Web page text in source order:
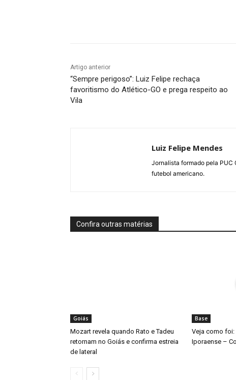
Artigo anterior
“Sempre perigoso”: Luiz Felipe rechaça
favoritismo do Atlético-GO e prega respeito ao
Vila
Luiz Felipe Mendes
Jornalista formado pela PUC
futebol americano.
Confira outras matérias
Goiás
Mozart revela quando Rato e Tadeu
retornam no Goiás e confirma estreia
de lateral
Base
Veja como foi:
Iporaense –